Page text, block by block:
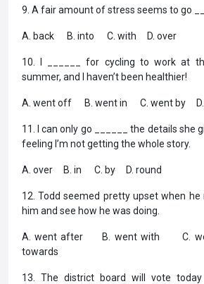
9. A fair amount of stress seems to go
A. back B. into C. with D. over
10. I ______ for cycling to work at
summer, and I haven’t been healthier!
A. went off B. went in C. went by D.
11. I can only go ______ the details she
feeling I’m not getting the whole story.
A. over B. in C. by D. round
12. Todd seemed pretty upset when he
him and see how he was doing.
A. went after B. went with C.
towards
13. The district board will vote